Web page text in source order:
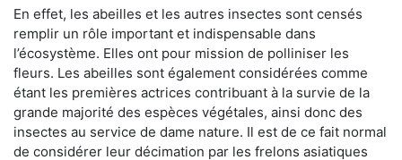
En effet, les abeilles et les autres insectes sont censés
remplir un rôle important et indispensable dans
l’écosystème. Elles ont pour mission de polliniser les
fleurs. Les abeilles sont également considérées comme
étant les premières actrices contribuant à la survie de la
grande majorité des espèces végétales, ainsi donc des
insectes au service de dame nature. Il est de ce fait normal
de considérer leur décimation par les frelons asiatiques